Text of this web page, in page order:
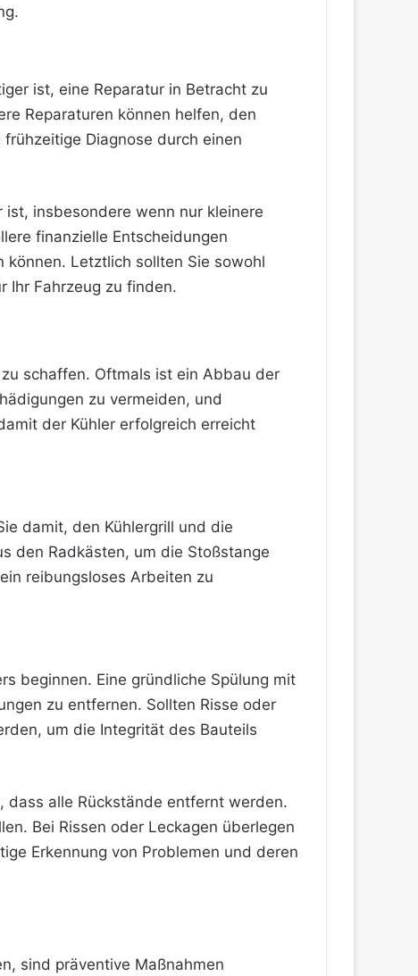
ist, eine Reparatur in Betracht zu
Reparaturen können helfen, den
Diagnose durch einen
insbesondere wenn nur kleinere
finanzielle Entscheidungen
Letztlich sollten Sie sowohl
Ihr Fahrzeug zu finden.
schaffen. Oftmals ist ein Abbau der
zu vermeiden, und
der Kühler erfolgreich erreicht
damit, den Kühlergrill und die
den Radkästen, um die Stoßstange
reibungsloses Arbeiten zu
beginnen. Eine gründliche Spülung mit
zu entfernen. Sollten Risse oder
um die Integrität des Bauteils
dass alle Rückstände entfernt werden.
Bei Rissen oder Leckagen überlegen
Erkennung von Problemen und deren
sind präventive Maßnahmen